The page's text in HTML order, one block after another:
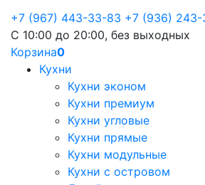
+7 (967) 443-33-83 +7 (936)
С 10:00 до 20:00, без выходных
Корзина0
Кухни
Кухни эконом
Кухни премиум
Кухни угловые
Кухни прямые
Кухни модульные
Кухни с островом